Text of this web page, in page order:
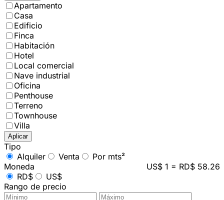
Apartamento
Casa
Edificio
Finca
Habitación
Hotel
Local comercial
Nave industrial
Oficina
Penthouse
Terreno
Townhouse
Villa
Aplicar
Tipo
Alquiler
Venta
Por mts²
Moneda
US$ 1 = RD$ 58.26
RD$
US$
Rango de precio